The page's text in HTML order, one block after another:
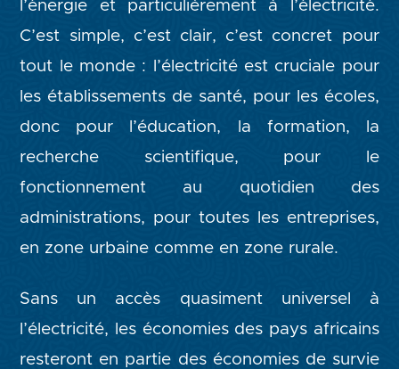
l’énergie et particulièrement à l’électricité.
C’est simple, c’est clair, c’est concret pour
tout le monde : l’électricité est cruciale pour
les établissements de santé, pour les écoles,
donc pour l’éducation, la formation, la
recherche scientifique, pour le
fonctionnement au quotidien des
administrations, pour toutes les entreprises,
en zone urbaine comme en zone rurale.
Sans un accès quasiment universel à
l’électricité, les économies des pays africains
resteront en partie des économies de survie